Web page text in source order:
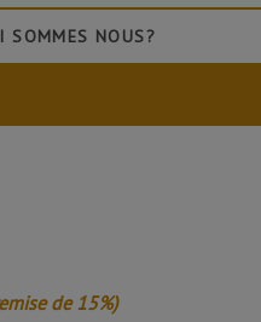
SOMMES NOUS?
de 15%)